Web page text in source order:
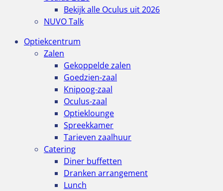
Bekijk alle Oculus uit 2026
NUVO Talk
Optiekcentrum
Zalen
Gekoppelde zalen
Goedzien-zaal
Knipoog-zaal
Oculus-zaal
Optieklounge
Spreekkamer
Tarieven zaalhuur
Catering
Diner buffetten
Dranken arrangement
Lunch